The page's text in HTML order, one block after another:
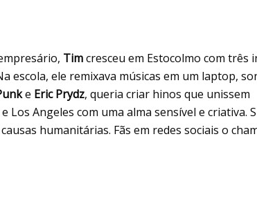
Timcresceu em Estocolmo com três
escola, ele remixava músicas em um laptop,
e Eric Prydz, queria criar hinos que unissem
Angeles com uma alma sensível e criativa.
humanitárias. Fãs em redes sociais o